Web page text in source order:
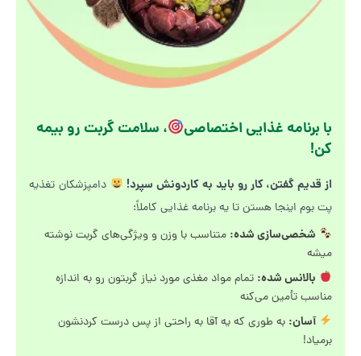
با برنامه غذایی اختصاصی
، سلامت گربت رو بیمه
کن!
از قدیم گفتن، کار رو باید به کاردونش سپرد!
دامپزشکان تغذیه
پت بوم اینجا هستن تا یه برنامه غذایی کاملاً:
شخصی‌سازی شده: متناسب با وزن و ویژگی‌های گربت نوشته
میشه
بالانس شده: تمام مواد مغذی مورد نیاز گربتون رو به اندازه
مناسب تأمین می‌کنه
آسان: به طوری که یه آقا به راحتی از پس درست کردنشون
برمیاد!